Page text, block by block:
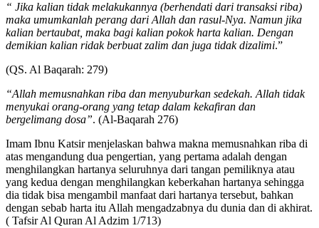
“ Jika kalian tidak melakukannya (berhendati dari transaksi riba)
maka umumkanlah perang dari Allah dan rasul-Nya. Namun jika
kalian bertaubat, maka bagi kalian pokok harta kalian. Dengan
demikian kalian ridak berbuat zalim dan juga tidak dizalimi.”
(QS. Al Baqarah: 279)
“Allah memusnahkan riba dan menyuburkan sedekah. Allah tidak
menyukai orang-orang yang tetap dalam kekafiran dan
bergelimang dosa”. (Al-Baqarah 276)
Imam Ibnu Katsir menjelaskan bahwa makna memusnahkan riba di
atas mengandung dua pengertian, yang pertama adalah dengan
menghilangkan hartanya seluruhnya dari tangan pemiliknya atau
yang kedua dengan menghilangkan keberkahan hartanya sehingga
dia tidak bisa mengambil manfaat dari hartanya tersebut, bahkan
dengan sebab harta itu Allah mengadzabnya du dunia dan di akhirat.
( Tafsir Al Quran Al Adzim 1/713)